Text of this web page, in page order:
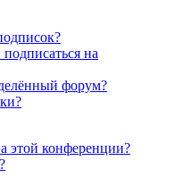
на
форум?
этой конференции?